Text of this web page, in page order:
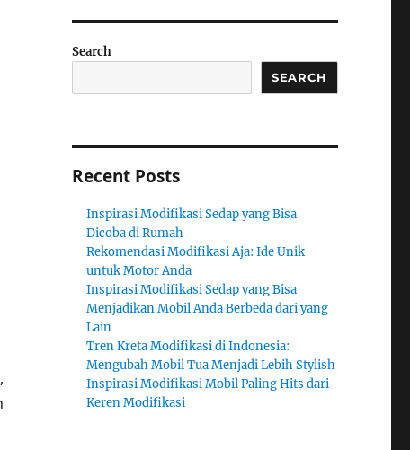
Search
SEARCH
Recent Posts
Inspirasi Modifikasi Sedap yang Bisa
Dicoba di Rumah
Rekomendasi Modifikasi Aja: Ide Unik
untuk Motor Anda
Inspirasi Modifikasi Sedap yang Bisa
Menjadikan Mobil Anda Berbeda dari yang
Lain
Tren Kreta Modifikasi di Indonesia:
Mengubah Mobil Tua Menjadi Lebih Stylish
Inspirasi Modifikasi Mobil Paling Hits dari
Keren Modifikasi